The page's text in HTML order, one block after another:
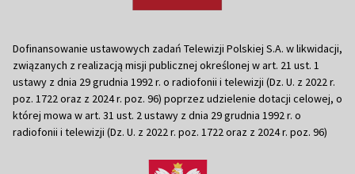
Dofinansowanie ustawowych zadań Telewizji Polskiej S.A. w likwidacji,
związanych z realizacją misji publicznej określonej w art. 21 ust. 1
ustawy z dnia 29 grudnia 1992 r. o radiofonii i telewizji (Dz. U. z 2022 r.
poz. 1722 oraz z 2024 r. poz. 96) poprzez udzielenie dotacji celowej, o
której mowa w art. 31 ust. 2 ustawy z dnia 29 grudnia 1992 r. o
radiofonii i telewizji (Dz. U. z 2022 r. poz. 1722 oraz z 2024 r. poz. 96)